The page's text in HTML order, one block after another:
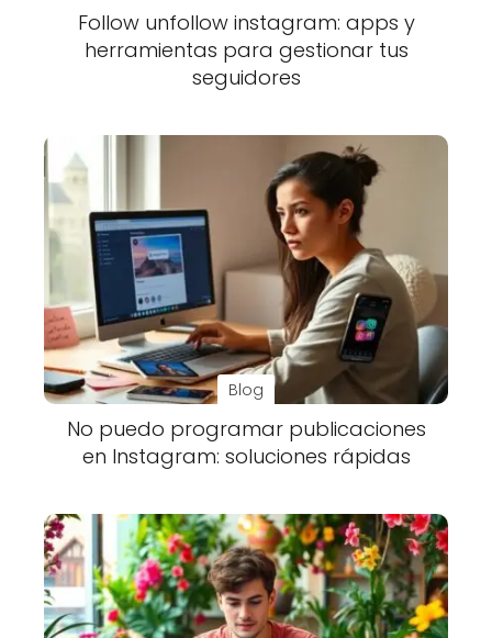
Follow unfollow instagram: apps y
herramientas para gestionar tus
seguidores
Blog
No puedo programar publicaciones
en Instagram: soluciones rápidas